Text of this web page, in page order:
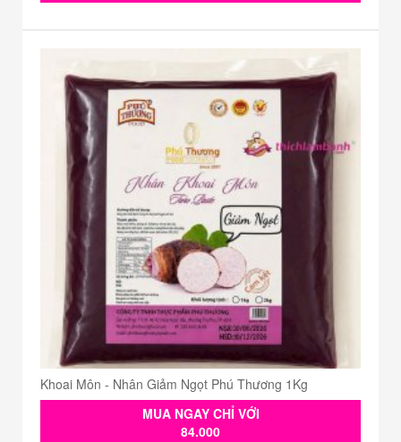
Khoai Môn - Nhân Giảm Ngọt Phú Thương 1Kg
MUA NGAY CHỈ VỚI
84.000